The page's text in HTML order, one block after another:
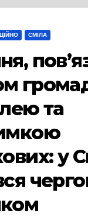
СМІЛА
та
у